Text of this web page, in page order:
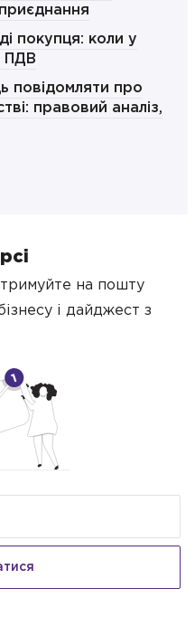
приєднання
покупця: коли у
ПДВ
повідомляти про
правовий аналіз,
на пошту
і дайджест з